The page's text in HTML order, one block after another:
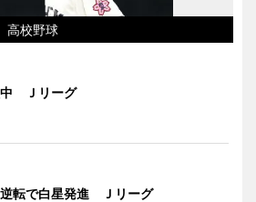
高校野球
中 Ｊリーグ
逆転で白星発進 Ｊリーグ